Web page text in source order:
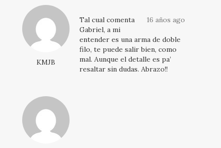
KMJB
16 años ago
Tal cual comenta
Gabriel, a mi
entender es una arma de doble
filo, te puede salir bien, como
mal. Aunque el detalle es pa’
resaltar sin dudas. Abrazo!!